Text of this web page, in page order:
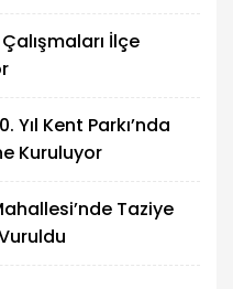
İlçe
Yıl Kent Parkı’nda
Kuruluyor
Taziye